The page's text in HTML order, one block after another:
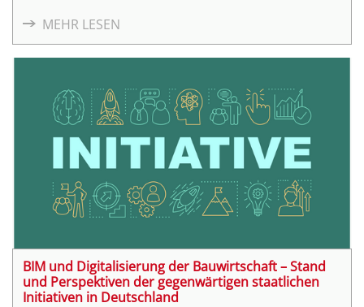
"Digitalisierung und Projektentwicklung" am 13.
April 2021.
MEHR LESEN
BIM und Digitalisierung der Bauwirtschaft – Stand
und Perspektiven der gegenwärtigen staatlichen
Initiativen in Deutschland